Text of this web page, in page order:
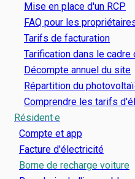
Mise en place d'un RCP
FAQ pour les
Tarifs de facturation
Tarification dans le cadre
Décompte annuel du site
Répartition du
Comprendre les tarifs
Résident·e
Compte et app
Facture d'électricité
Borne de recharge voiture